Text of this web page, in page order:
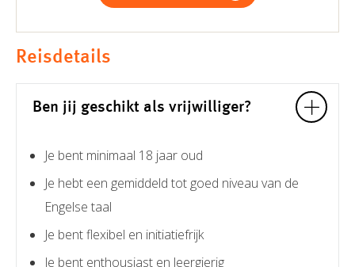
Reisdetails
Ben jij geschikt als vrijwilliger?
Je bent minimaal 18 jaar oud
Je hebt een gemiddeld tot goed niveau van de
Engelse taal
Je bent flexibel en initiatiefrijk
Je bent enthousiast en leergierig